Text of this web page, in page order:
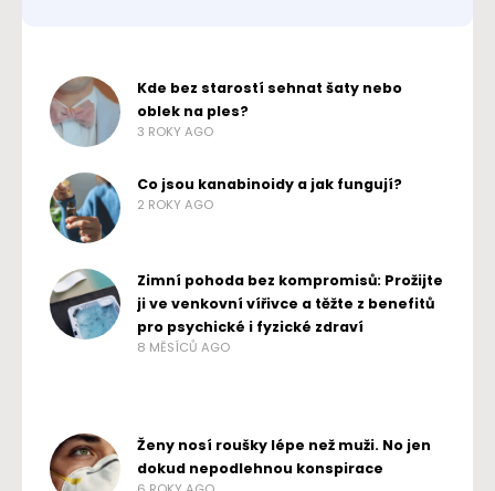
Kde bez starostí sehnat šaty nebo
oblek na ples?
3 ROKY AGO
Co jsou kanabinoidy a jak fungují?
2 ROKY AGO
Zimní pohoda bez kompromisů: Prožijte
ji ve venkovní vířivce a těžte z benefitů
pro psychické i fyzické zdraví
8 MĚSÍCŮ AGO
Ženy nosí roušky lépe než muži. No jen
dokud nepodlehnou konspirace